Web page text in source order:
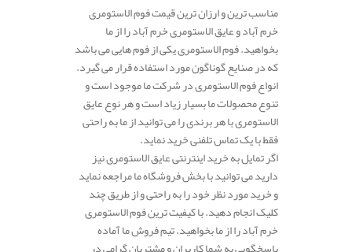
مناسب ترین و ارزان ترین قیمت فوم الاستومری
خرم آباد و عایق الاستومری خرم آباد را از ما
بخواهید. فوم الاستومری یکی از فوم هایی می باشد
که در صنایع گوناگون مورد استفاده قرار می گیرد.
انواع فوم الاستومری در شرکت ما موجود است و
تنوع محصولات ما بسیار زیاد است و هر نوع عایق
الاستومری با هر برندی را می توانید از ما به راحتی
فقط با یک تماس تلفنی خرید نماید.
اگر تمایل به خرید اینترنتی عایق الاستومری نیز
دارید می توانید با بخش فروشگاه ما مراجعه نماید
و خرید مورد نظر خود را به راحتی و از طریق چند
کلیک انجام دهید. با کیفیت ترین فوم الاستومری
خرم آباد را از ما بخواهید. تیم فروش ما آماده